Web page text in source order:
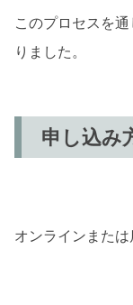
このプロセスを
りました。
申し込み
オンラインまたは